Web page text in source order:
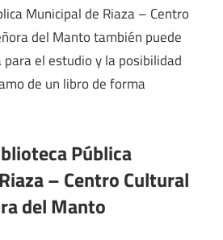
Municipal de Riaza – Centro
del Manto también puede
el estudio y la posibilidad
de un libro de forma
Pública
– Centro Cultural
del Manto